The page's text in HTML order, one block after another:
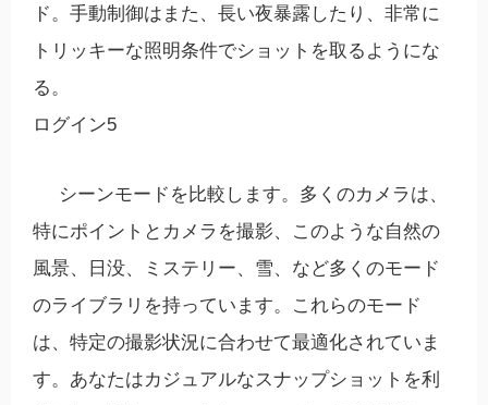
ド。手動制御はまた、長い夜暴露したり、非常に
トリッキーな照明条件でショットを取るようにな
る。
ログイン5
シーンモードを比較します。多くのカメラは、
特にポイントとカメラを撮影、このような自然の
風景、日没、ミステリー、雪、など多くのモード
のライブラリを持っています。これらのモード
は、特定の撮影状況に合わせて最適化されていま
す。あなたはカジュアルなスナップショットを利